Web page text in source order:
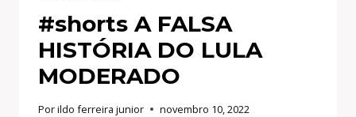
#shorts A FALSA
HISTÓRIA DO LULA
MODERADO
Porildo ferreira junior novembro 10, 2022